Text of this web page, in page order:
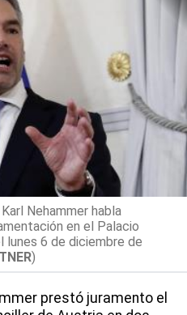
Nehammer habla
en el Palacio
lunes 6 de diciembre de
)
prestó juramento el